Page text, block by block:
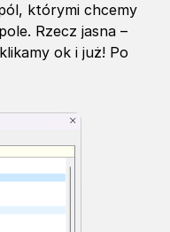
którymi chcemy
Rzecz jasna –
ok i już! Po